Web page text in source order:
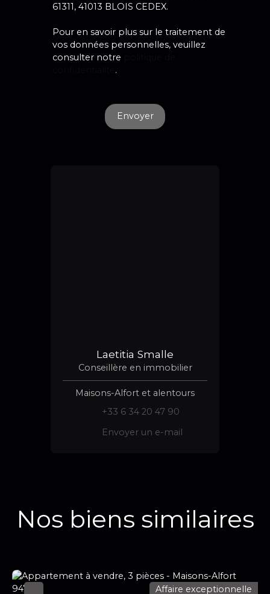
61311, 41013 BLOIS CEDEX.
Pour en savoir plus sur le traitement de
vos données personnelles, veuillez
consulter notre
.
Envoyer
Laetitia Smalle
Conseillère en immobilier
Maisons-Alfort et alentours
+33 6 34 20 47 90
Envoyer un e-mail
Nos biens similaires
Affaire exceptionnelle